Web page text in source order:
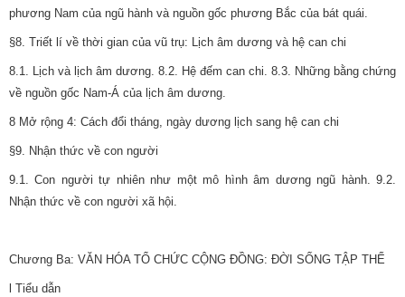
phương Nam của ngũ hành và nguồn gốc phương Bắc của bát quái.
§8. Triết lí về thời gian của vũ trụ: Lịch âm dương và hệ can chi
8.1. Lịch và lịch âm dương. 8.2. Hệ đếm can chi. 8.3. Những bằng chứng
về nguồn gốc Nam-Á của lịch âm dương.
8 Mở rộng 4: Cách đổi tháng, ngày dương lịch sang hệ can chi
§9. Nhận thức về con người
9.1. Con người tự nhiên như một mô hình âm dương ngũ hành. 9.2.
Nhận thức về con người xã hội.
Chương Ba: VĂN HÓA TỔ CHỨC CỘNG ĐỒNG: ĐỜI SỐNG TẬP THỂ
l Tiểu dẫn